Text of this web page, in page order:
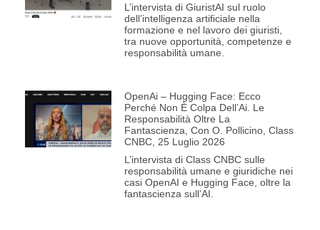
L’intervista di GiuristAI sul ruolo
dell’intelligenza artificiale nella
formazione e nel lavoro dei giuristi,
tra nuove opportunità, competenze e
responsabilità umane.
OpenAi – Hugging Face: Ecco
Perché Non È Colpa Dell’Ai. Le
Responsabilità Oltre La
Fantascienza, Con O. Pollicino, Class
CNBC, 25 Luglio 2026
L’intervista di Class CNBC sulle
responsabilità umane e giuridiche nei
casi OpenAI e Hugging Face, oltre la
fantascienza sull’AI.